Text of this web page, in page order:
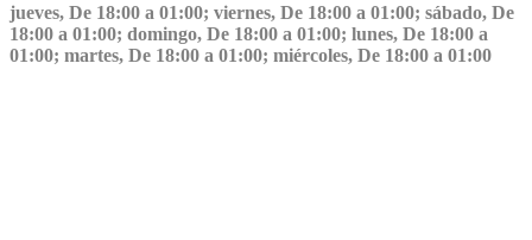
jueves, De 18:00 a 01:00; viernes, De 18:00 a 01:00; sábado, De
18:00 a 01:00; domingo, De 18:00 a 01:00; lunes, De 18:00 a
01:00; martes, De 18:00 a 01:00; miércoles, De 18:00 a 01:00